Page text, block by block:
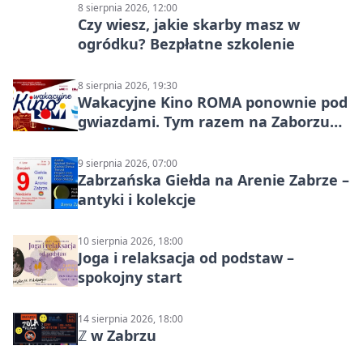
8 sierpnia 2026, 12:00
Czy wiesz, jakie skarby masz w
ogródku? Bezpłatne szkolenie
8 sierpnia 2026, 19:30
Wakacyjne Kino ROMA ponownie pod
gwiazdami. Tym razem na Zaborzu
9 sierpnia 2026, 07:00
Zabrzańska Giełda na Arenie Zabrze –
antyki i kolekcje
10 sierpnia 2026, 18:00
Joga i relaksacja od podstaw –
spokojny start
14 sierpnia 2026, 18:00
ℤ w Zabrzu